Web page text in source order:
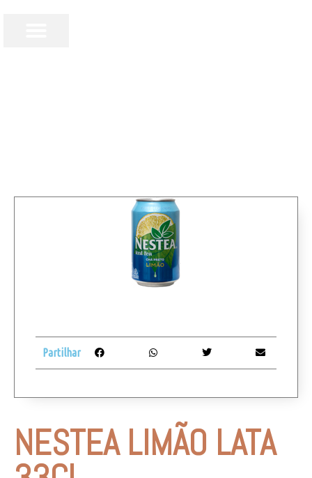
NESTEA LIMÃO LATA
Partilhar